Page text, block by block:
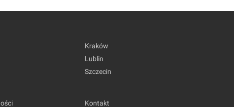
Kraków
Lublin
Szczecin
Kontakt